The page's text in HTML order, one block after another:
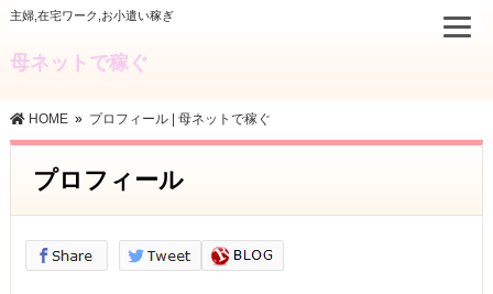
主婦,在宅ワーク,お小遣い稼ぎ
母ネットで稼ぐ
HOME» プロフィール | 母ネットで稼ぐ
プロフィール